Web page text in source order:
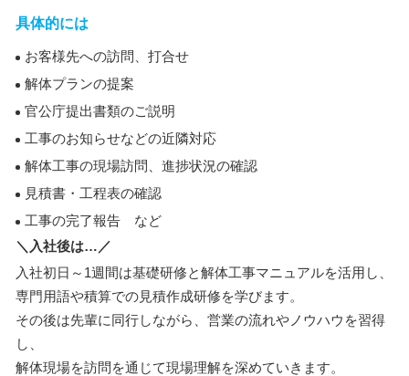
具体的には
お客様先への訪問、打合せ
解体プランの提案
官公庁提出書類のご説明
工事のお知らせなどの近隣対応
解体工事の現場訪問、進捗状況の確認
見積書・工程表の確認
工事の完了報告 など
＼入社後は…／
入社初日～1週間は基礎研修と解体工事マニュアルを活用し、
専門用語や積算での見積作成研修を学びます。
その後は先輩に同行しながら、営業の流れやノウハウを習得
し、
解体現場を訪問を通じて現場理解を深めていきます。